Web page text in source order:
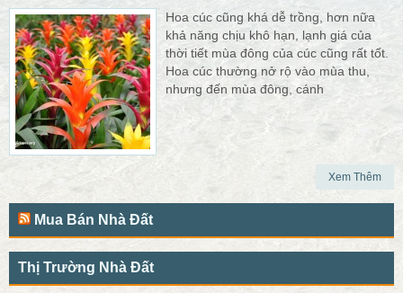
Hoa cúc cũng khá dễ trồng, hơn nữa
khả năng chịu khô hạn, lạnh giá của
thời tiết mùa đông của cúc cũng rất tốt.
Hoa cúc thường nở rộ vào mùa thu,
nhưng đến mùa đông, cánh
Xem Thêm
Mua Bán Nhà Đất
Thị Trường Nhà Đất